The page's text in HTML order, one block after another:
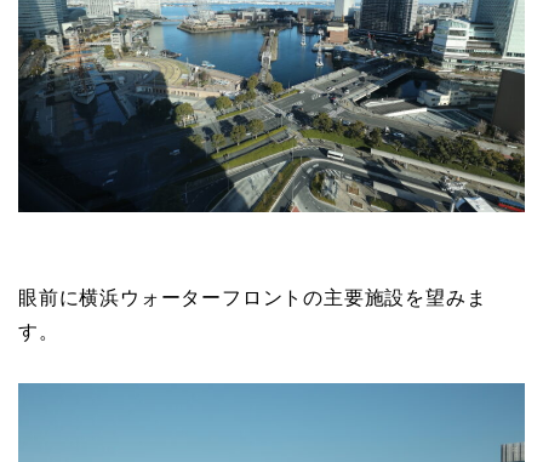
眼前に横浜ウォーターフロントの主要施設を望みま
す。